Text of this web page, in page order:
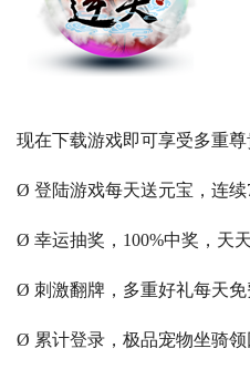
现在下载游戏即可享受多重尊
Ø 登陆游戏每天送元宝，连续
Ø 幸运抽奖，100%中奖，天
Ø 刺激翻牌，多重好礼每天免
Ø 累计登录，极品宠物坐骑领